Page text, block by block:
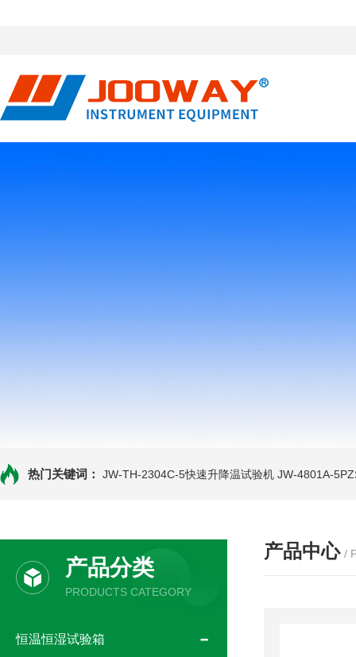
热门关键词： JW-TH-2304C-5快速升降温试验机 JW-4801A-
产品分类
PRODUCTS CATEGORY
恒温恒湿试验箱
产品中心 /